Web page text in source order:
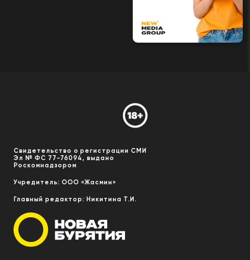
Свидетельство о регистрации СМИ
Эл № ФС 77-76094, выдано
Роскомнадзором
Учредитель: ООО «Жасмин»
Главный редактор: Никитина Т.И.